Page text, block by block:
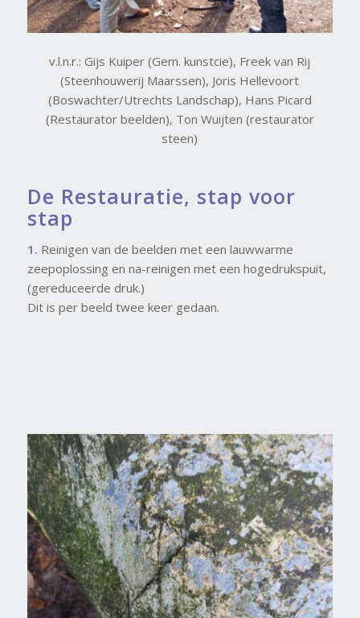
v.l.n.r.: Gijs Kuiper (Gem. kunstcie), Freek van Rij
(Steenhouwerij Maarssen), Joris Hellevoort
(Boswachter/Utrechts Landschap), Hans Picard
(Restaurator beelden), Ton Wuijten (restaurator
steen)
De Restauratie, stap voor
stap
1. Reinigen van de beelden met een lauwwarme
zeepoplossing en na-reinigen met een hogedrukspuit,
(gereduceerde druk.)
Dit is per beeld twee keer gedaan.